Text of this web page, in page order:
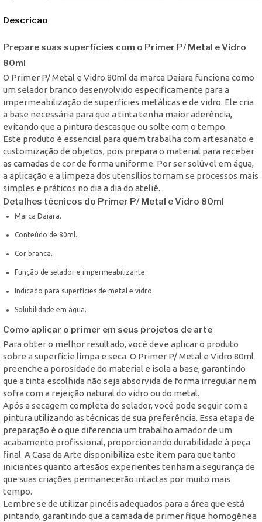
Descricao
Prepare suas superfícies com o Primer P/ Metal e Vidro
80ml
O Primer P/ Metal e Vidro 80ml da marca Daiara funciona como
um selador branco desenvolvido especificamente para a
impermeabilização de superfícies metálicas e de vidro. Ele cria
a base necessária para que a tinta tenha maior aderência,
evitando que a pintura descasque ou solte com o tempo.
Este produto é essencial para quem trabalha com artesanato e
customização de objetos, pois prepara o material para receber
as camadas de cor de forma uniforme. Por ser solúvel em água,
a aplicação e a limpeza dos utensílios tornam se processos mais
simples e práticos no dia a dia do ateliê.
Detalhes técnicos do Primer P/ Metal e Vidro 80ml
Marca Daiara.
Conteúdo de 80ml.
Cor branca.
Função de selador e impermeabilizante.
Indicado para superfícies de metal e vidro.
Solubilidade em água.
Como aplicar o primer em seus projetos de arte
Para obter o melhor resultado, você deve aplicar o produto
sobre a superfície limpa e seca. O Primer P/ Metal e Vidro 80ml
preenche a porosidade do material e isola a base, garantindo
que a tinta escolhida não seja absorvida de forma irregular nem
sofra com a rejeição natural do vidro ou do metal.
Após a secagem completa do selador, você pode seguir com a
pintura utilizando as técnicas de sua preferência. Essa etapa de
preparação é o que diferencia um trabalho amador de um
acabamento profissional, proporcionando durabilidade à peça
final. A Casa da Arte disponibiliza este item para que tanto
iniciantes quanto artesãos experientes tenham a segurança de
que suas criações permanecerão intactas por muito mais
tempo.
Lembre se de utilizar pincéis adequados para a área que está
pintando, garantindo que a camada de primer fique homogênea